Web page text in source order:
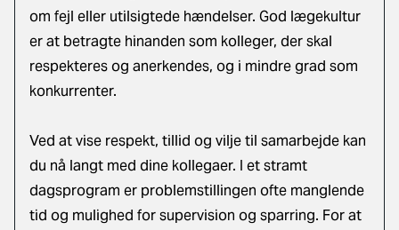
om fejl eller utilsigtede hændelser. God lægekultur
er at betragte hinanden som kolleger, der skal
respekteres og anerkendes, og i mindre grad som
konkurrenter.
Ved at vise respekt, tillid og vilje til samarbejde kan
du nå langt med dine kollegaer. I et stramt
dagsprogram er problemstillingen ofte manglende
tid og mulighed for supervision og sparring. For at